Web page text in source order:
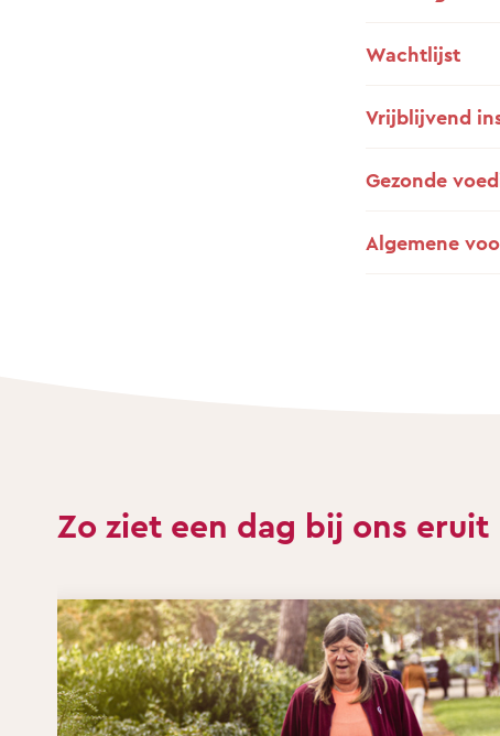
Wachtlijst
Vrijblijvend
Gezonde
Algemene
Zo ziet een dag bij ons eruit